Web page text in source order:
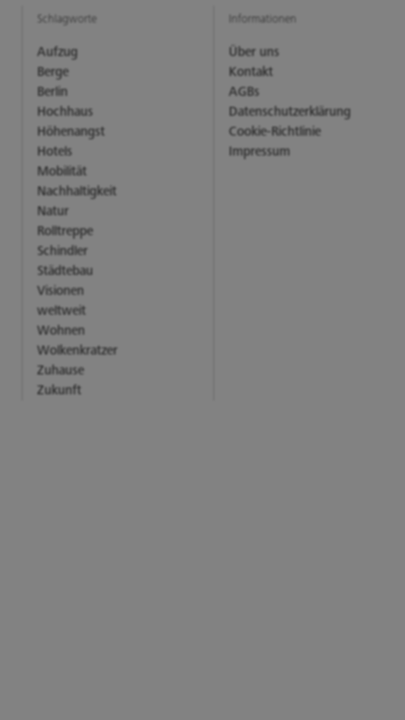
Schlagworte
Aufzug
Berge
Berlin
Hochhaus
Höhenangst
Hotels
Mobilität
Nachhaltigkeit
Natur
Rolltreppe
Schindler
Städtebau
Visionen
weltweit
Wohnen
Wolkenkratzer
Zuhause
Zukunft
Informationen
Über uns
Kontakt
AGBs
Datenschutzerklärung
Cookie-Richtlinie
Impressum